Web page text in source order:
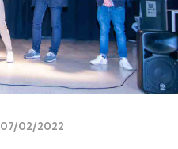
07/02/2022